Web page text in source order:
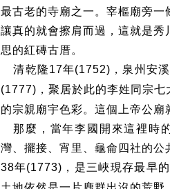
最古老的寺廟之一。宰樞廟旁
讓真的就會擦肩而過，這就是
思的紅磚古厝。
清乾隆17年(1752) ，泉州安
(1777) ，聚居於此的李姓同宗
的宗親廟宇色彩。這個上帝公廟
那麼，當年李國開來這裡時
灣、擺接、宵里、龜侖四社的
38年(1773) ，是三峽現存最早